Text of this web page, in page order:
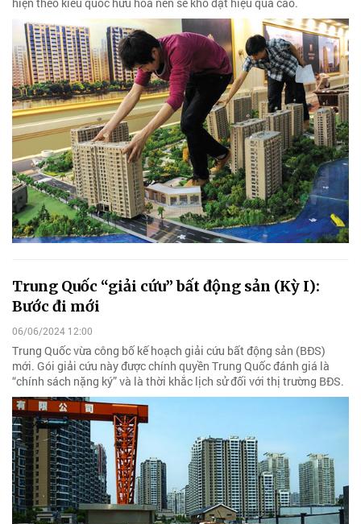
Trung Quốc “giải cứu” bất động sản (Kỳ I):
Bước đi mới
06/06/2024 12:00
Trung Quốc vừa công bố kế hoạch giải cứu bất động sản (BĐS)
mới. Gói giải cứu này được chính quyền Trung Quốc đánh giá là
“chính sách nặng ký” và là thời khắc lịch sử đối với thị trường BĐS.